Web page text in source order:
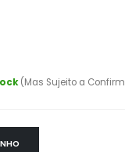
(Mas Sujeito a